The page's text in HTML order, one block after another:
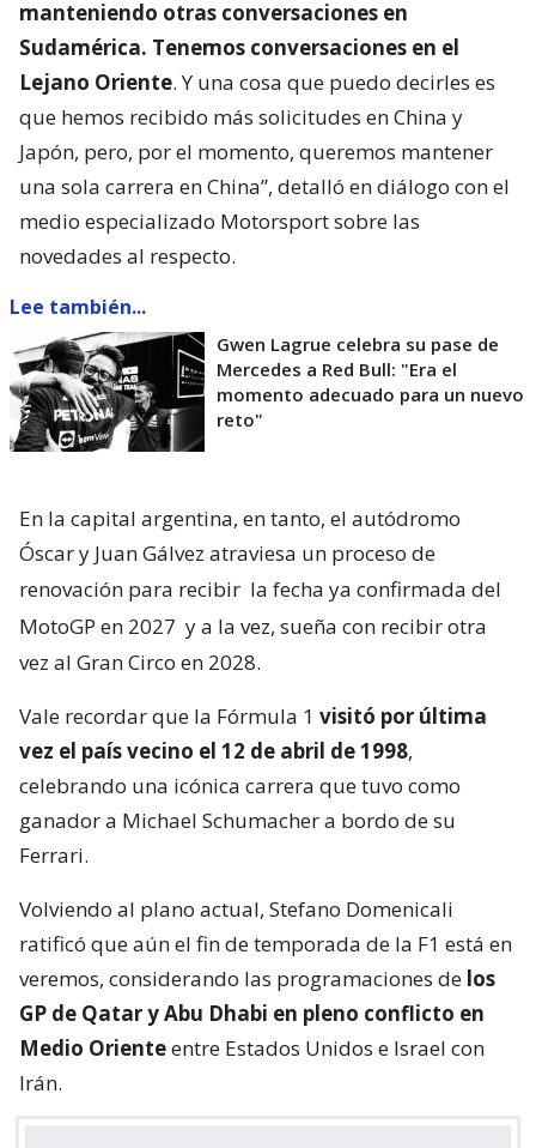
manteniendo otras conversaciones en
Sudamérica. Tenemos conversaciones en el
Lejano Oriente. Y una cosa que puedo decirles es
que hemos recibido más solicitudes en China y
Japón, pero, por el momento, queremos mantener
una sola carrera en China”, detalló en diálogo con el
medio especializado Motorsport sobre las
novedades al respecto.
Lee también...
Gwen Lagrue celebra su pase de
Mercedes a Red Bull: "Era el
momento adecuado para un nuevo
reto"
En la capital argentina, en tanto, el autódromo
Óscar y Juan Gálvez atraviesa un proceso de
renovación para recibir la fecha ya confirmada del
MotoGP en 2027 y a la vez, sueña con recibir otra
vez al Gran Circo en 2028.
Vale recordar que la Fórmula 1 visitó por última
vez el país vecino el 12 de abril de 1998,
celebrando una icónica carrera que tuvo como
ganador a Michael Schumacher a bordo de su
Ferrari.
Volviendo al plano actual, Stefano Domenicali
ratificó que aún el fin de temporada de la F1 está en
veremos, considerando las programaciones de los
GP de Qatar y Abu Dhabi en pleno conflicto en
Medio Orienteentre Estados Unidos e Israel con
Irán.